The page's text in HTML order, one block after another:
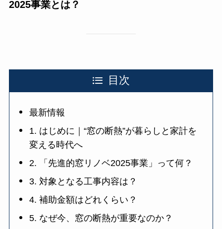
2025事業とは？
目次
最新情報
1. はじめに｜“窓の断熱”が暮らしと家計を
変える時代へ
2. 「先進的窓リノベ2025事業」って何？
3. 対象となる工事内容は？
4. 補助金額はどれくらい？
5. なぜ今、窓の断熱が重要なのか？